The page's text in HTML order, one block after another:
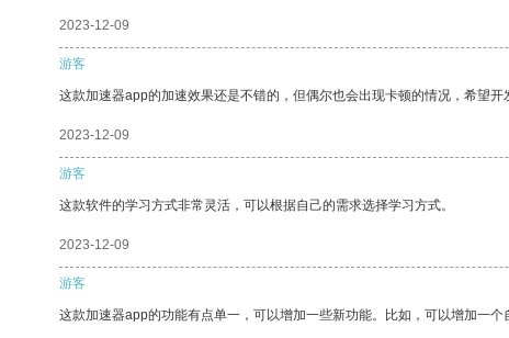
2023-12-09
游客
这款加速器app的加速效果还是不错的，但偶尔也会出现卡顿的情况，希望开
2023-12-09
游客
这款软件的学习方式非常灵活，可以根据自己的需求选择学习方式。
2023-12-09
游客
这款加速器app的功能有点单一，可以增加一些新功能。比如，可以增加一